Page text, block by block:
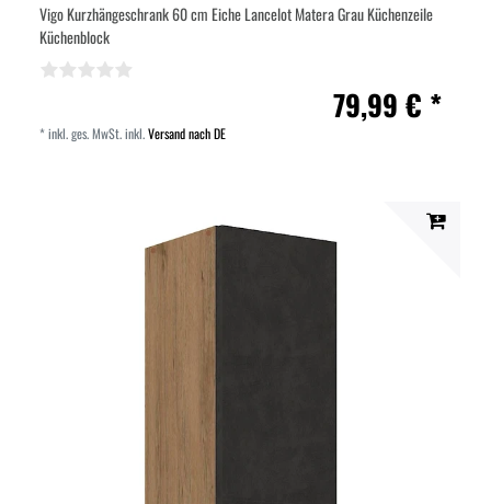
Vigo Kurzhängeschrank 60 cm Eiche Lancelot Matera Grau Küchenzeile
Küchenblock
79,99 € *
*inkl. ges. MwSt.inkl.Versand nach DE